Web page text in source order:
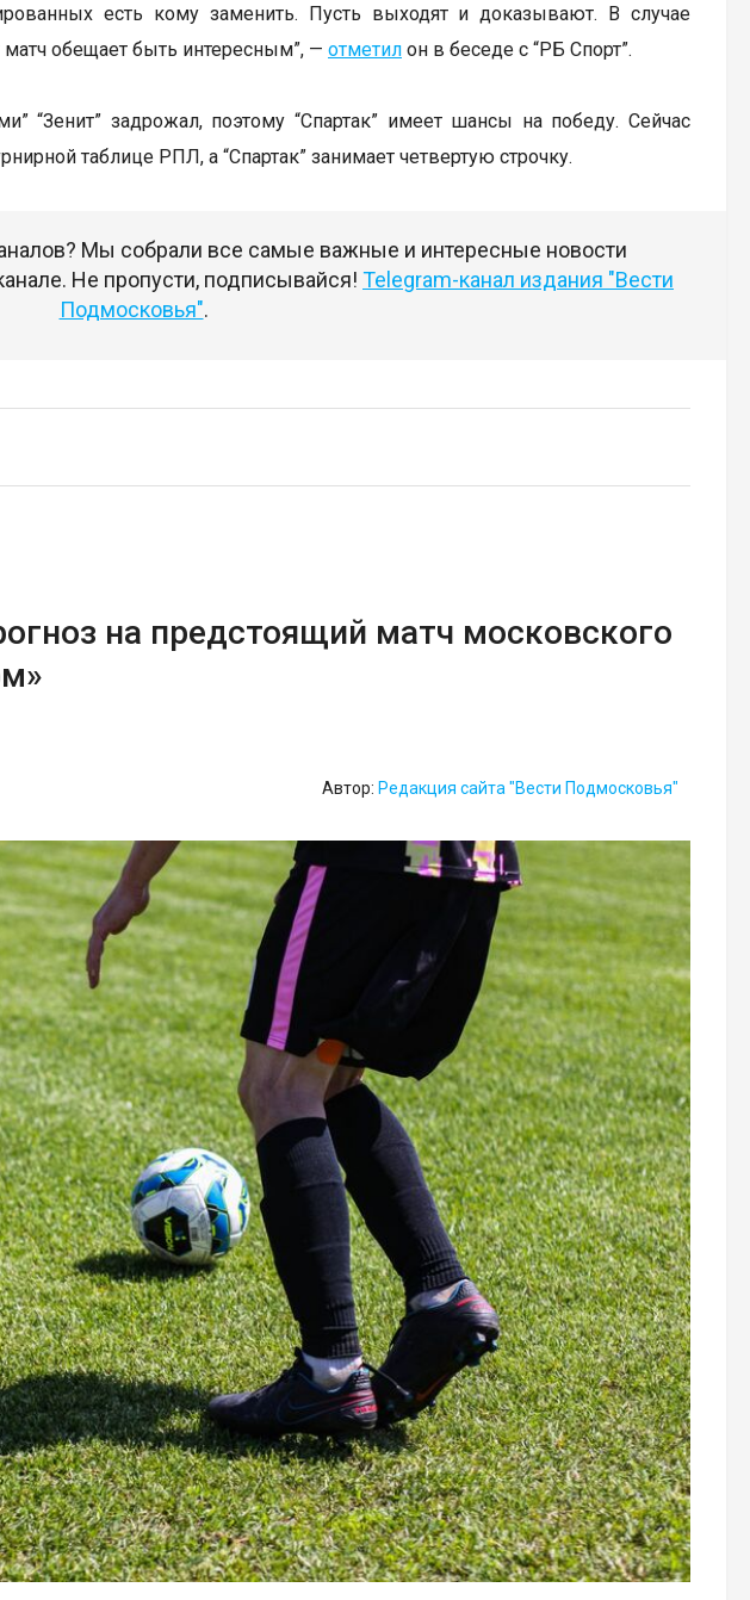
есть кому заменить. Пусть выходят и доказывают. В случае
матч обещает быть интересным”, — отметил он в беседе с “РБ Спорт”.
“Зенит” задрожал, поэтому “Спартак” имеет шансы на победу. Сейчас
таблице РПЛ, а “Спартак” занимает четвертую строчку.
Мы собрали все самые важные и интересные новости
Не пропусти, подписывайся! Telegram-канал издания "Вести
Подмосковья".
на предстоящий матч московского
Автор: Редакция сайта "Вести Подмосковья"